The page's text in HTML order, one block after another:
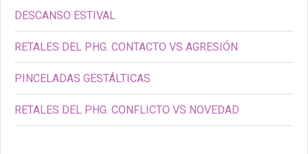
DESCANSO ESTIVAL
RETALES DEL PHG. CONTACTO VS AGRESIÓN
PINCELADAS GESTÁLTICAS
RETALES DEL PHG. CONFLICTO VS NOVEDAD